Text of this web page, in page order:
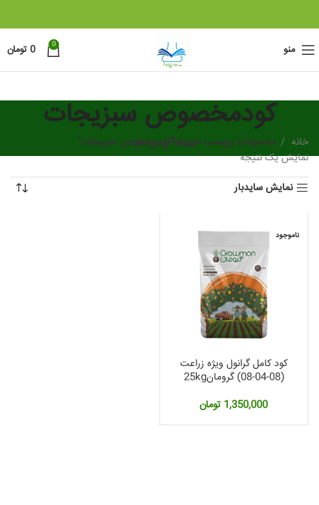
منو 0
0 تومان
کودمخصوص سبزیجات
دسته بندی ها خانه
محصولات برچسب خورده “کودمخصوص سبزیجات”
نمایش یک نتیجه
نمایش سایدبار
ناموجود
کود کامل گرانول ویژه زراعت
(08-04-08) گرومان25kg
1,350,000 تومان